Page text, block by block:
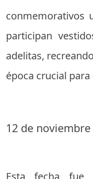
conmemorativos
participan
adelitas,
época crucial para
12 de
Esta fecha fue